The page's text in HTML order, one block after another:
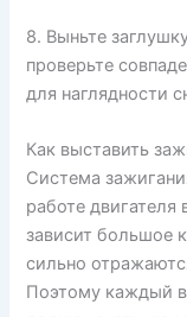
8. Выньте
проверьте
для наглядности
Как выставить
Система
работе двигателя
зависит большое
сильно
Поэтому каждый